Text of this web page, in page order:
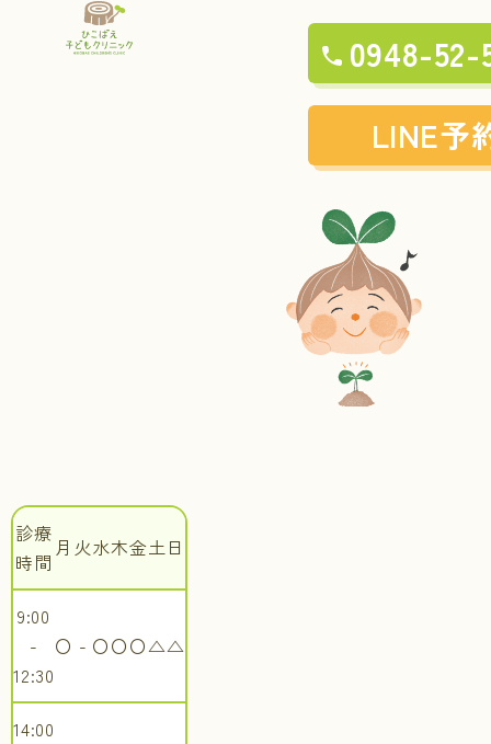
0948-52-
LINE予
診療
時間
月 火水木金土日
9:00
-
12:30
〇 - 〇〇〇△△
14:00